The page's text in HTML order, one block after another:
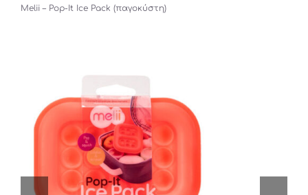
Melii – Pop-It Ice Pack (παγοκύστη)